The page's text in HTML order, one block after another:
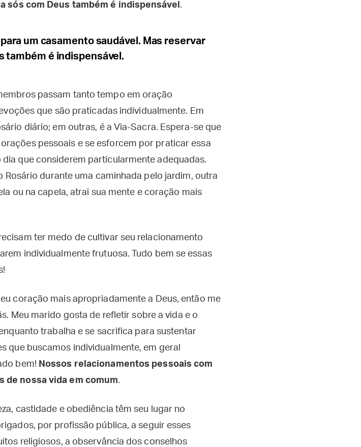
sós com Deus também é indispensável .
um casamento saudável. Mas reservar
também é indispensável.
passam tanto tempo em oração
que são praticadas individualmente. Em
diário; em outras, é a Via-Sacra. Espera-se que
pessoais e se esforcem por praticar essa
que considerem particularmente adequadas.
Rosário durante uma caminhada pelo jardim, outra
ou na capela, atrai sua mente e coração mais
ter medo de cultivar seu relacionamento
individualmente frutuosa. Tudo bem se essas
coração mais apropriadamente a Deus, então me
Meu marido gosta de refletir sobre a vida e o
trabalha e se sacrifica para sustentar
que buscamos individualmente, em geral
bem! Nossos relacionamentos pessoais com
de nossa vida em comum.
castidade e obediência têm seu lugar no
por profissão pública, a seguir esses
religiosos, a observância dos conselhos